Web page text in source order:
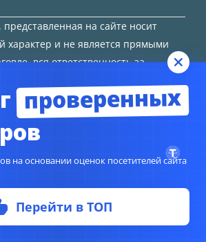
на сайте носит
и не является прямыми
вся ответственность за
2024TORFOREX.COM
проверенных
на основании оценок посетителей сайта
Перейти в ТОП